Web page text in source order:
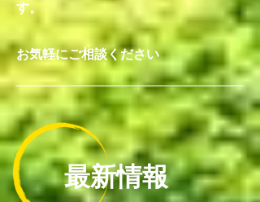
す。
お気軽にご相談ください
最新情報